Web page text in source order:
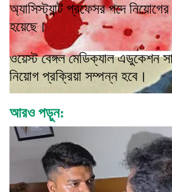
অ্যাসিস্ট্যান্ট প্রফেসর পদে নিয়োগের
হয়েছে।
ওয়েস্ট বেঙ্গল মেডিক্যাল এডুকেশন
নিয়োগ প্রক্রিয়া সম্পন্ন হবে।
আরও পড়ুন: